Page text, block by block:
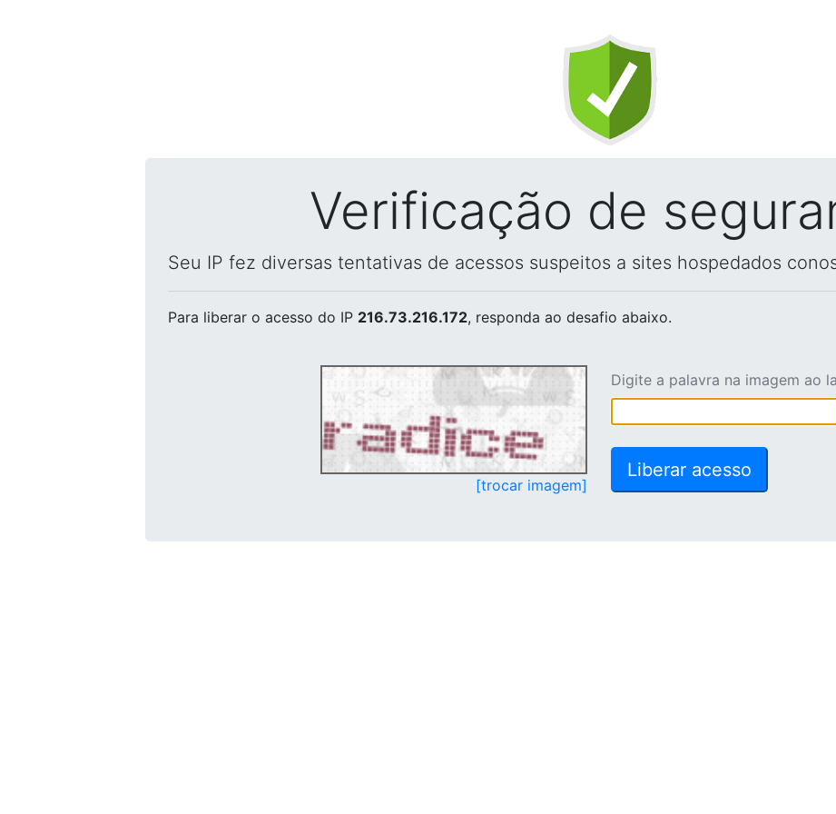
Verificação de
Seu IP fez diversas tentativas de acessos suspeitos a sites hospedados
Para liberar o acesso do IP 216.73.216.172, responda ao desafio abaixo.
[trocar imagem]
Digite a palavra na imagem ao